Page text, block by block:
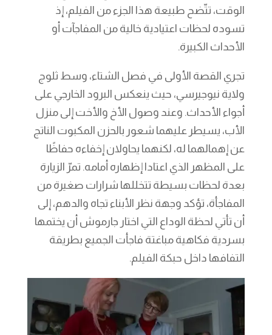
الوقت، تتّضح طبيعة هذا الجزء من الفيلم، إذ
تسوده لحظات اعتيادية خالية من المفاجآت أو
الأحداث الكبيرة.
تجري القصة الأولى في فصل الشتاء، وسط ثلوج
ولاية نيوجيرسي، حيث ينعكس البرود الخارجي على
أجواء الأحداث. وعند وصول الأخ والأخت إلى منزل
الأب، يسيطر عليهما شعور بالحزن المكبوت الناتج
عن إهمالهما له، لكنهما يحاولان إخفاءه حفاظًا
على المظهر الذي اعتادا إظهاره أمامه. تمرّ الزيارة
بعدة لحظات بسيطة تتخللها شرارات صغيرة من
المفاجأة، تؤكد وجهة نظر الأبناء تجاه والدهم، إلى
أن تأتي لحظة الوداع التي اختار جارموش أن يختمها
بسردية فكاهية مباغتة فاجأت الجميع بطريقة
التفافها داخل حبكة الفيلم.